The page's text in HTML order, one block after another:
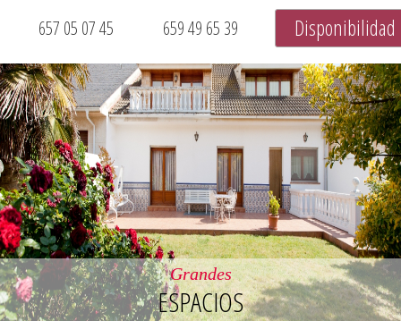
657 05 07 45 659 49 65 39 Disponibilidad
Entorno
PRIVILEGIADO